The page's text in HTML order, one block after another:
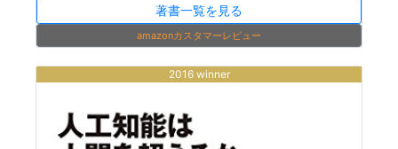
著書一覧を見る
amazonカスタマーレビュー
2016 winner